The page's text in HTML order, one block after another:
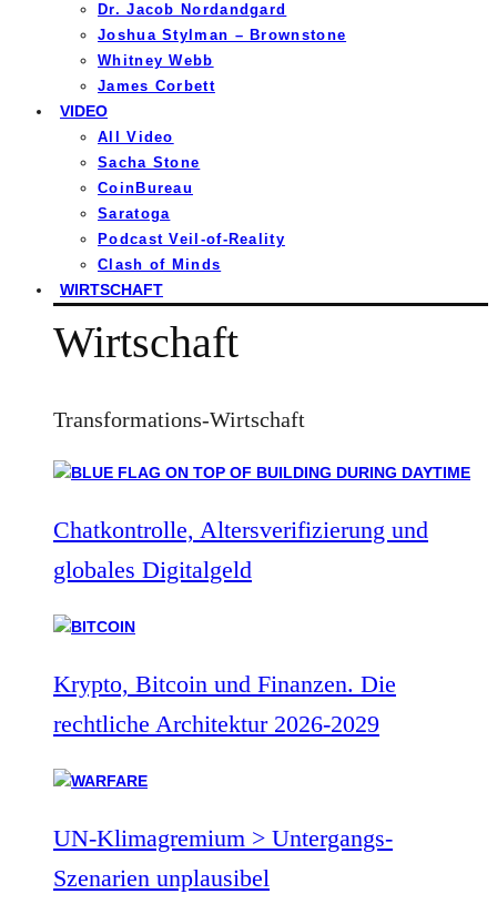
Dr. Jacob Nordandgard
Joshua Stylman – Brownstone
Whitney Webb
James Corbett
VIDEO
All Video
Sacha Stone
CoinBureau
Saratoga
Podcast Veil-of-Reality
Clash of Minds
WIRTSCHAFT
Wirtschaft
Transformations-Wirtschaft
Chatkontrolle, Altersverifizierung und
globales Digitalgeld
Krypto, Bitcoin und Finanzen. Die
rechtliche Architektur 2026-2029
UN-Klimagremium > Untergangs-
Szenarien unplausibel